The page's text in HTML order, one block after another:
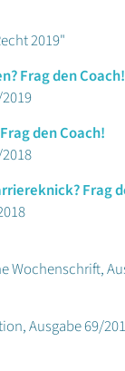
2019"
Frag den Coach!
den Coach!
Frag
Wochenschrift,
Ausgabe 69/